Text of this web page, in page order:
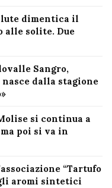
dimentica il
alle solite. Due
Sangro,
dalla stagione
si continua a
poi si va in
“Tartufo
aromi sintetici